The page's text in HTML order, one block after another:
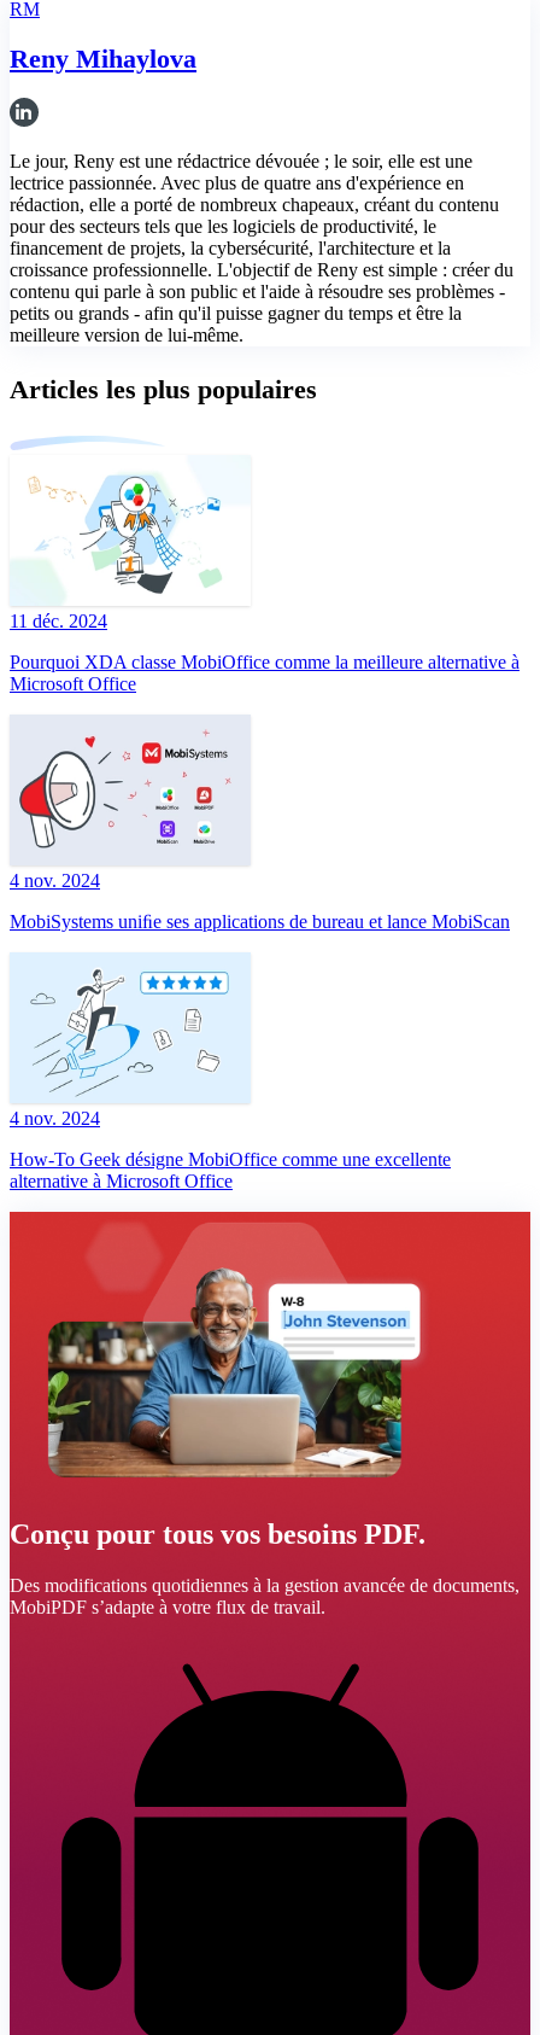
RM
Reny Mihaylova
Le jour, Reny est une rédactrice dévouée ; le soir, elle est une
lectrice passionnée. Avec plus de quatre ans d'expérience en
rédaction, elle a porté de nombreux chapeaux, créant du contenu
pour des secteurs tels que les logiciels de productivité, le
financement de projets, la cybersécurité, l'architecture et la
croissance professionnelle. L'objectif de Reny est simple : créer du
contenu qui parle à son public et l'aide à résoudre ses problèmes -
petits ou grands - afin qu'il puisse gagner du temps et être la
meilleure version de lui-même.
Articles les plus populaires
11 déc. 2024
Pourquoi XDA classe MobiOffice comme la meilleure alternative à
Microsoft Office
4 nov. 2024
MobiSystems uniﬁe ses applications de bureau et lance MobiScan
4 nov. 2024
How-To Geek désigne MobiOffice comme une excellente
alternative à Microsoft Office
Conçu pour tous vos besoins PDF.
Des modifications quotidiennes à la gestion avancée de documents,
MobiPDF s’adapte à votre flux de travail.